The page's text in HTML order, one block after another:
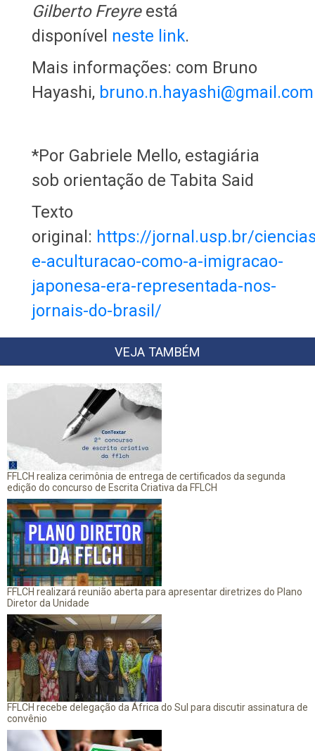
Gilberto Freyreestá
disponível neste link.
Mais informações: com Bruno
Hayashi, bruno.n.hayashi@gmail.com
*Por Gabriele Mello, estagiária
sob orientação de Tabita Said
Texto
original: https://jornal.usp.br/
e-aculturacao-como-a-imigracao-
japonesa-era-representada-nos-
jornais-do-brasil/
VEJA TAMBÉM
FFLCH realiza cerimônia de entrega de certificados da segunda
edição do concurso de Escrita Criativa da FFLCH
FFLCH realizará reunião aberta para apresentar diretrizes do Plano
Diretor da Unidade
FFLCH recebe delegação da África do Sul para discutir assinatura de
convênio